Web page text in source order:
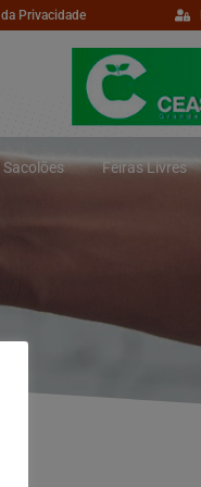
Privacidade
Sacolões Feiras Livres